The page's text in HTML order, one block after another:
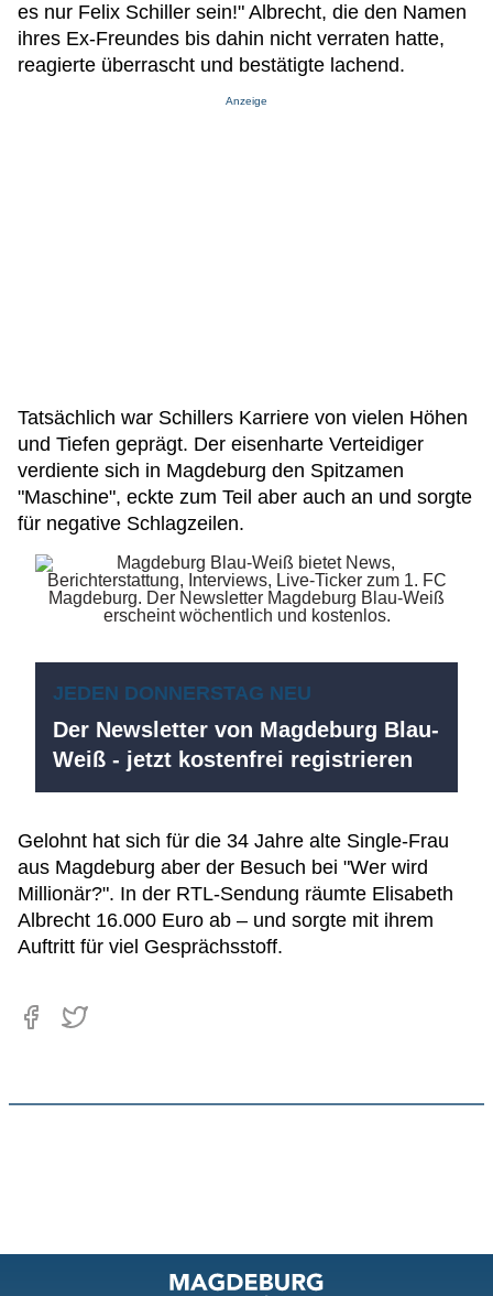
es nur Felix Schiller sein!" Albrecht, die den Namen
ihres Ex-Freundes bis dahin nicht verraten hatte,
reagierte überrascht und bestätigte lachend.
Anzeige
Tatsächlich war Schillers Karriere von vielen Höhen
und Tiefen geprägt. Der eisenharte Verteidiger
verdiente sich in Magdeburg den Spitzamen
"Maschine", eckte zum Teil aber auch an und sorgte
für negative Schlagzeilen.
JEDEN DONNERSTAG NEU
Der Newsletter von Magdeburg Blau-
Weiß - jetzt kostenfrei registrieren
Gelohnt hat sich für die 34 Jahre alte Single-Frau
aus Magdeburg aber der Besuch bei "Wer wird
Millionär?". In der RTL-Sendung räumte Elisabeth
Albrecht 16.000 Euro ab – und sorgte mit ihrem
Auftritt für viel Gesprächsstoff.